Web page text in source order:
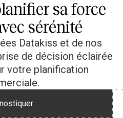
sa force
sérénité
Datakiss et de nos
de décision éclairée
votre planification